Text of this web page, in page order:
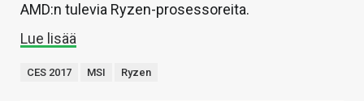
AMD:n tulevia Ryzen-prosessoreita.
Lue lisää
CES 2017 MSI Ryzen